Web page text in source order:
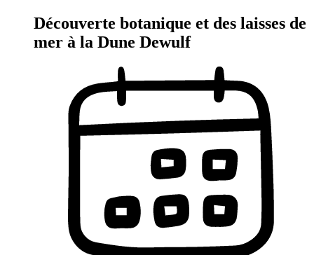
Découverte botanique et des laisses de
mer à la Dune Dewulf